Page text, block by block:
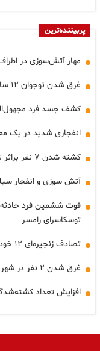
پربیننده‌ترین
مهار آتش‌سوزی در
غرق شدن نوجوان ۱۲ ساله در میبد
کشف جسد فرد
انفجاری شدید در یک
کشته شدن ۷ نفر براثر تیراندازی در یک مدرسه کشور تایلند
آتش سوزی و انفجار
فوت ششمین فرد
توسکاسرای رامسر
تصادف زنجیره‌ای ۱۲ خودرو در محور یاسوج اصفهان
غرق شدن ۲ نفر در شهر طاقانک استان چهارمحال و بختیاری
افزایش تعداد